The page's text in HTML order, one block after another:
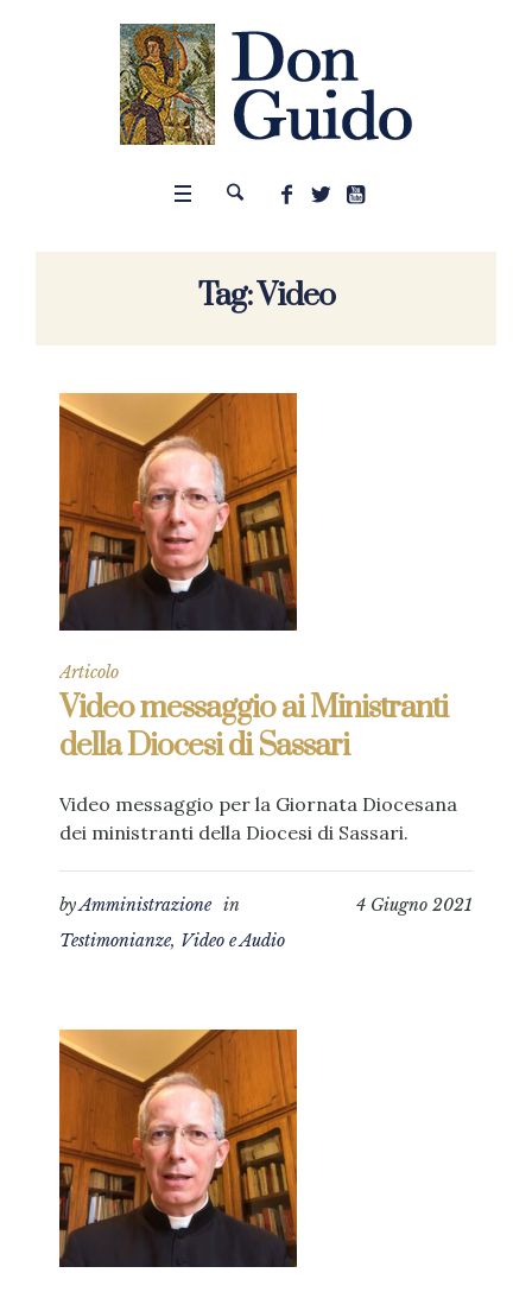
Tag:Video
Articolo
Video messaggio ai Ministranti
della Diocesi di Sassari
Video messaggio per la Giornata Diocesana
dei ministranti della Diocesi di Sassari.
4 Giugno 2021
byAmministrazione in
Testimonianze, Video e Audio